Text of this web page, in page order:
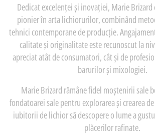
Dedicat excelenței și inovației, Marie Brizard
pionier în arta lichiorurilor, combinând
tehnici contemporane de producție.
calitate și originalitate este recunoscut la
apreciat atât de consumatori, cât și de
barurilor și mixologiei.
Marie Brizard rămâne fidel moștenirii sale
fondatoarei sale pentru explorarea și crearea
iubitorii de lichior să descopere o lume a
plăcerilor rafinate.